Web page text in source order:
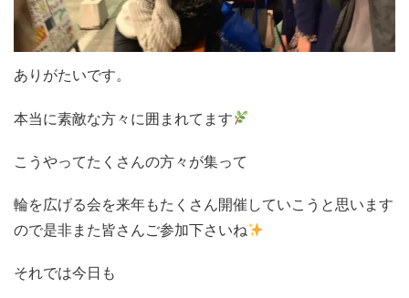
‌ありがたいです。
本当に素敵な方々に囲まれてます
こうやってたくさんの方々が集って
輪を広げる会を来年もたくさん開催していこうと思います
ので是非また皆さんご参加下さいね
それでは今日も